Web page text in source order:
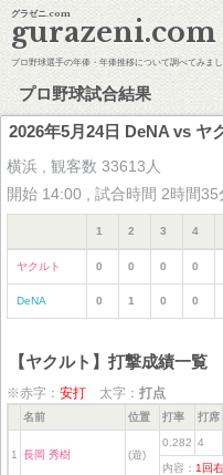
グラゼニ.com
gurazeni.com
プロ野球選手の年俸・年俸推移について調べてみまし
プロ野球試合結果
2026年5月24日 DeNA vs ヤ
横浜 , 観客数 33613人
開始 14:00 , 試合時間 2時間35
1 2 3 4
ヤクルト 0 0 0 0
DeNA 0 1 0 0
【ヤクルト】打撃成績一覧
※赤字： 安打 太字： 打点
名前 位置 打率 打席
1 長岡 秀樹 (遊)
0.282 4
内容： 1回